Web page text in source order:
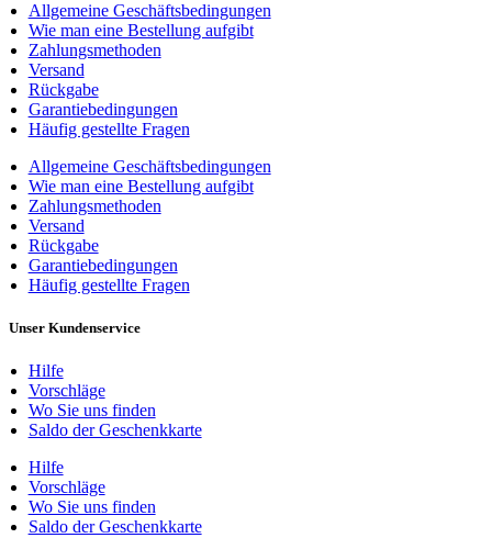
Allgemeine Geschäftsbedingungen
Wie man eine Bestellung aufgibt
Zahlungsmethoden
Versand
Rückgabe
Garantiebedingungen
Häufig gestellte Fragen
Allgemeine Geschäftsbedingungen
Wie man eine Bestellung aufgibt
Zahlungsmethoden
Versand
Rückgabe
Garantiebedingungen
Häufig gestellte Fragen
Unser Kundenservice
Hilfe
Vorschläge
Wo Sie uns finden
Saldo der Geschenkkarte
Hilfe
Vorschläge
Wo Sie uns finden
Saldo der Geschenkkarte